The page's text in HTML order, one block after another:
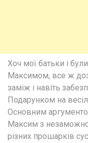
Хоч мої батьки і
Максимом, все ж
заміж і навіть
Подарунком на
Основним
Максим з
різних прошарків